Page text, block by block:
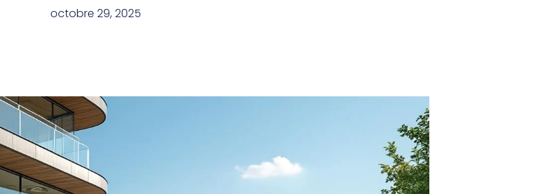
octobre 29, 2025